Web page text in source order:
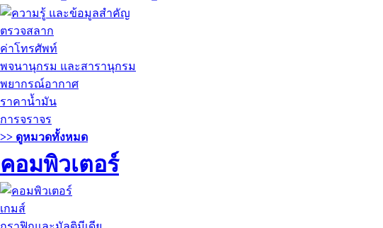
ตรวจสลาก
ค่าโทรศัพท์
พจนานุกรม และสารานุกรม
พยากรณ์อากาศ
ราคาน้ำมัน
การจราจร
>> ดูหมวดทั้งหมด
คอมพิวเตอร์
เกมส์